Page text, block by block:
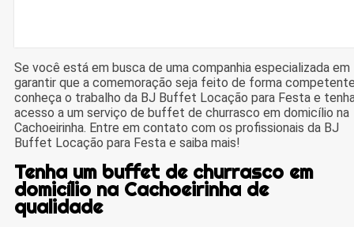
Se você está em busca de uma companhia especializada em
garantir que a comemoração seja feito de forma
conheça o trabalho da BJ Buffet Locação para Festa e
acesso a um serviço de buffet de churrasco em domicílio na
Cachoeirinha. Entre em contato com os profissionais da BJ
Buffet Locação para Festa e saiba mais!
Tenha um buffet de churrasco em
domicílio na Cachoeirinha de
qualidade